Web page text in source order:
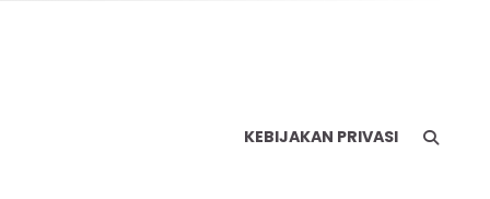
KEBIJAKAN PRIVASI